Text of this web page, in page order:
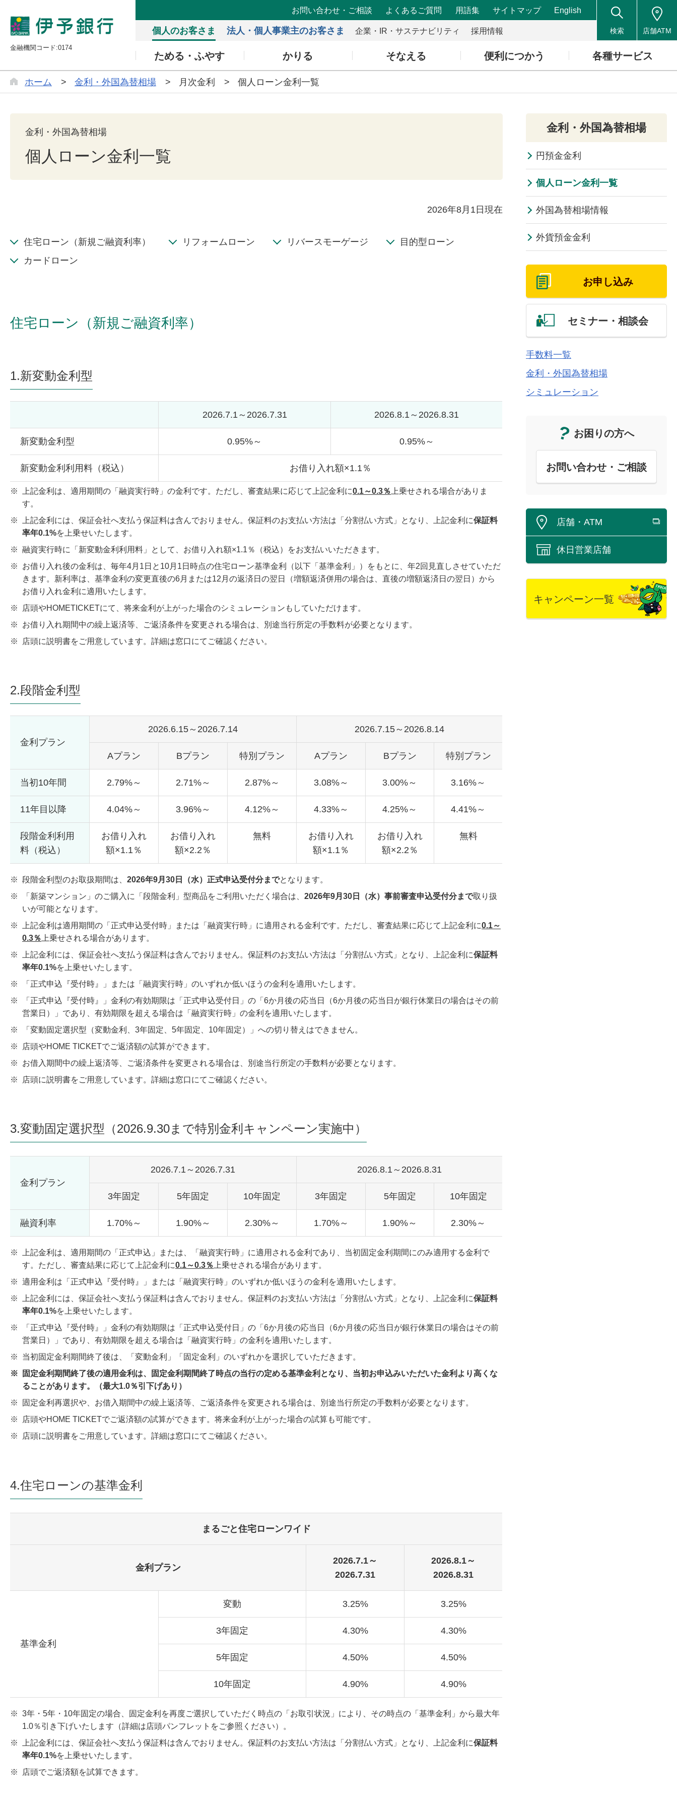
金融機関コード:0174
お問い合わせ・ご相談 よくあるご質問 用語集 サイトマップ English
個人のお客さま 法人・個人事業主のお客さま 企業・IR・サステナビリティ 採用情報
ためる・ふやす かりる そなえる 便利につかう 各種サービス
検索 店舗ATM
ホーム 金利・外国為替相場 月次金利 個人ローン金利一覧
金利・外国為替相場
個人ローン金利一覧
2026年8月1日現在
住宅ローン（新規ご融資利率） リフォームローン リバースモーゲージ
目的型ローン
カードローン
住宅ローン（新規ご融資利率）
1.新変動金利型
2026.7.1～2026.7.31 2026.8.1～2026.8.31
新変動金利型 0.95%～ 0.95%～
新変動金利利用料（税込） お借り入れ額×1.1％
※ 上記金利は、適用期間の「融資実行時」の金利です。ただし、審査結果に応じて上記金利に0.1～0.3％ 上乗せされる場合がありま
す。
※
上記金利には、保証会社へ支払う保証料は含んでおりません。保証料のお支払い方法は「分割払い方式」となり、上記金利に保証料
率年0.1%を上乗せいたします。
※ 融資実行時に「新変動金利利用料」として、お借り入れ額×1.1％（税込）をお支払いいただきます。
※
お借り入れ後の金利は、毎年4月1日と10月1日時点の住宅ローン基準金利（以下「基準金利」）をもとに、年2回見直しさせていただ
きます。新利率は、基準金利の変更直後の6月または12月の返済日の翌日（増額返済併用の場合は、直後の増額返済日の翌日）から
お借り入れ金利に適用いたします。
※
店頭やHOMETICKETにて、将来金利が上がった場合のシミュレーションもしていただけます。
※
お借り入れ期間中の繰上返済等、ご返済条件を変更される場合は、別途当行所定の手数料が必要となります。
※
店頭に説明書をご用意しています。詳細は窓口にてご確認ください。
2.段階金利型
金利プラン
2026.6.15～2026.7.14 2026.7.15～2026.8.14
Aプラン Bプラン 特別プラン Aプラン Bプラン 特別プラン
当初10年間 2.79%～ 2.71%～ 2.87%～ 3.08%～ 3.00%～ 3.16%～
11年目以降 4.04%～ 3.96%～ 4.12%～ 4.33%～ 4.25%～ 4.41%～
段階金利利用
料（税込）
お借り入れ
額×1.1％
お借り入れ
額×2.2％
無料
お借り入れ
額×1.1％
お借り入れ
額×2.2％
無料
※ 段階金利型のお取扱期間は、 2026年9月30日（水）正式申込受付分までとなります。
※
「新築マンション」のご購入に「段階金利」型商品をご利用いただく場合は、 2026年9月30日（水）事前審査申込受付分まで取り扱
いが可能となります。
※
上記金利は適用期間の「正式申込受付時」または「融資実行時」に適用される金利です。ただし、審査結果に応じて上記金利に0.1～
0.3％ 上乗せされる場合があります。
※
上記金利には、保証会社へ支払う保証料は含んでおりません。保証料のお支払い方法は「分割払い方式」となり、上記金利に保証料
率年0.1%を上乗せいたします。
※
「正式申込『受付時』」または「融資実行時」のいずれか低いほうの金利を適用いたします。
※
「正式申込『受付時』」金利の有効期限は「正式申込受付日」の「6か月後の応当日（6か月後の応当日が銀行休業日の場合はその前
営業日）」であり、有効期限を超える場合は「融資実行時」の金利を適用いたします。
※
「変動固定選択型（変動金利、3年固定、5年固定、10年固定）」への切り替えはできません。
※
店頭やHOME TICKETでご返済額の試算ができます。
※
お借入期間中の繰上返済等、ご返済条件を変更される場合は、別途当行所定の手数料が必要となります。
※
店頭に説明書をご用意しています。詳細は窓口にてご確認ください。
3.変動固定選択型（2026.9.30まで特別金利キャンペーン実施中）
金利プラン
2026.7.1～2026.7.31 2026.8.1～2026.8.31
3年固定 5年固定 10年固定 3年固定 5年固定 10年固定
融資利率 1.70%～ 1.90%～ 2.30%～ 1.70%～ 1.90%～ 2.30%～
※
上記金利は、適用期間の「正式申込」または、「融資実行時」に適用される金利であり、当初固定金利期間にのみ適用する金利で
す。ただし、審査結果に応じて上記金利に0.1～0.3％ 上乗せされる場合があります。
※ 適用金利は「正式申込『受付時』」または「融資実行時」のいずれか低いほうの金利を適用いたします。
※
上記金利には、保証会社へ支払う保証料は含んでおりません。保証料のお支払い方法は「分割払い方式」となり、上記金利に保証料
率年0.1%を上乗せいたします。
※
「正式申込『受付時』」金利の有効期限は「正式申込受付日」の「6か月後の応当日（6か月後の応当日が銀行休業日の場合はその前
営業日）」であり、有効期限を超える場合は「融資実行時」の金利を適用いたします。
※
当初固定金利期間終了後は、「変動金利」「固定金利」のいずれかを選択していただきます。
※
固定金利期間終了後の適用金利は、固定金利期間終了時点の当行の定める基準金利となり、当初お申込みいただいた金利より高くな
ることがあります。（最大1.0％引下げあり）
※
固定金利再選択や、お借入期間中の繰上返済等、ご返済条件を変更される場合は、別途当行所定の手数料が必要となります。
※
店頭やHOME TICKETでご返済額の試算ができます。将来金利が上がった場合の試算も可能です。
※
店頭に説明書をご用意しています。詳細は窓口にてご確認ください。
4.住宅ローンの基準金利
まるごと住宅ローンワイド
金利プラン
2026.7.1～
2026.7.31
2026.8.1～
2026.8.31
基準金利
変動 3.25% 3.25%
3年固定 4.30% 4.30%
5年固定 4.50% 4.50%
10年固定 4.90% 4.90%
※ 3年・5年・10年固定の場合、固定金利を再度ご選択していただく時点の「お取引状況」により、その時点の「基準金利」から最大年
1.0％引き下げいたします（詳細は店頭パンフレットをご参照ください）。
※
上記金利には、保証会社へ支払う保証料は含んでおりません。保証料のお支払い方法は「分割払い方式」となり、上記金利に保証料
率年0.1%を上乗せいたします。
※
店頭でご返済額を試算できます。
金利・外国為替相場
円預金金利
個人ローン金利一覧
外国為替相場情報
外貨預金金利
お申し込み
セミナー・相談会
手数料一覧
金利・外国為替相場
シミュレーション
お困りの方へ
お問い合わせ・ご相談
店舗・ATM
休日営業店舗
キャンペーン一覧